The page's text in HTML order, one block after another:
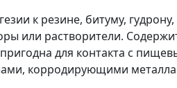
к резине, битуму,
или растворители.
пригодна для контакта с
корродирующими